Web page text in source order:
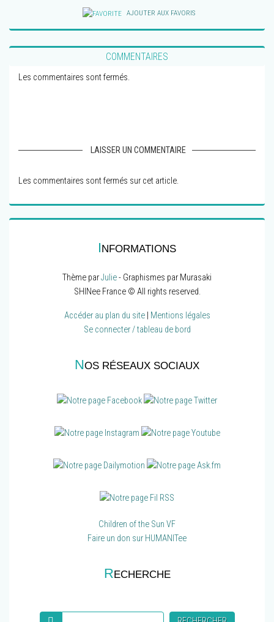
AJOUTER AUX FAVORIS
COMMENTAIRES
Les commentaires sont fermés.
LAISSER UN COMMENTAIRE
Les commentaires sont fermés sur cet article.
INFORMATIONS
Thème parJulie- Graphismes par Murasaki
SHINee France © All rights reserved.
Accéder au plan du site| Mentions légales
Se connecter / tableau de bord
NOS RÉSEAUX SOCIAUX
Children of the Sun VF
Faire un don sur HUMANITee
RECHERCHE